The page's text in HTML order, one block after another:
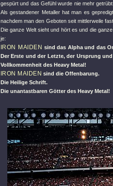
gespürt und das Gefühl wurde nie mehr
Als gestandener Metaller hat man es
nachdem man den Geboten seit mittlerweile
Die ganze Welt sieht und hört es und die
je:
IRON MAIDEN sind das Alpha und das
Der Erste und der Letzte, der Ursprung
Vollkommenheit des Heavy Metal!
IRON MAIDEN sind die Offenbarung.
Die Heilige Schrift.
Die unantastbaren Götter des Heavy Metal!